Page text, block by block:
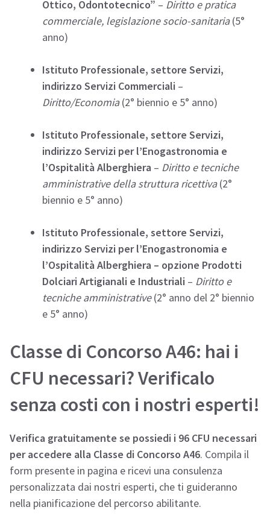
Ottico, Odontotecnico” – Diritto e pratica
commerciale, legislazione socio-sanitaria(5°
anno)
Istituto Professionale, settore Servizi,
indirizzo Servizi Commerciali –
Diritto/Economia(2° biennio e 5° anno)
Istituto Professionale, settore Servizi,
indirizzo Servizi per l’Enogastronomia e
l’Ospitalità Alberghiera – Diritto e tecniche
amministrative della struttura ricettiva(2°
biennio e 5° anno)
Istituto Professionale, settore Servizi,
indirizzo Servizi per l’Enogastronomia e
l’Ospitalità Alberghiera – opzione Prodotti
Dolciari Artigianali e Industriali – Diritto e
tecniche amministrative(2° anno del 2° biennio
e 5° anno)
Classe di Concorso A46: hai i
CFU necessari? Verificalo
senza costi con i nostri esperti!
Verifica gratuitamente se possiedi i 96 CFU necessari
per accedere alla Classe di Concorso A46. Compila il
form presente in pagina e ricevi una consulenza
personalizzata dai nostri esperti, che ti guideranno
nella pianificazione del percorso abilitante.